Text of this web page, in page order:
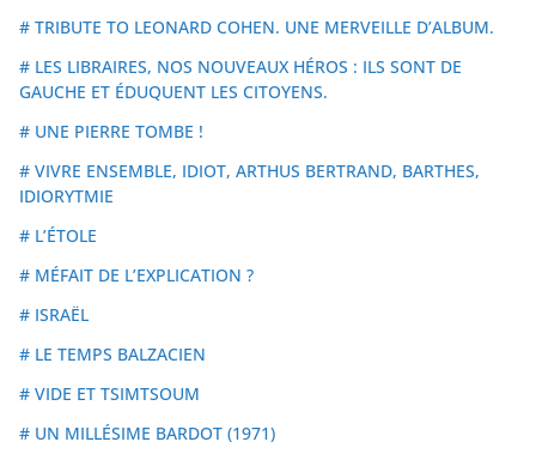
# TRIBUTE TO LEONARD COHEN. UNE MERVEILLE D’ALBUM.
# LES LIBRAIRES, NOS NOUVEAUX HÉROS : ILS SONT DE
GAUCHE ET ÉDUQUENT LES CITOYENS.
# UNE PIERRE TOMBE !
# VIVRE ENSEMBLE, IDIOT, ARTHUS BERTRAND, BARTHES,
IDIORYTMIE
# L’ÉTOLE
# MÉFAIT DE L’EXPLICATION ?
# ISRAËL
# LE TEMPS BALZACIEN
# VIDE ET TSIMTSOUM
# UN MILLÉSIME BARDOT (1971)